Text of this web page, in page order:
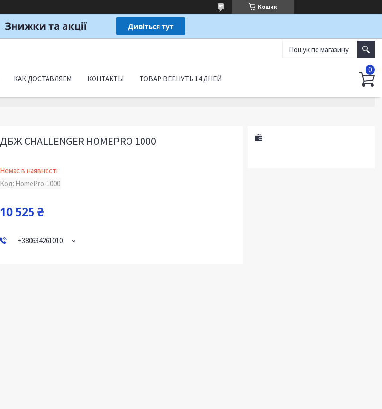
Кошик
КАК ДОСТАВЛЯЕМ КОНТАКТЫ ТОВАР ВЕРНУТЬ 14 ДНЕЙ
ДБЖ CHALLENGER HOMEPRO 1000
Немає в наявності
Код: HomePro-1000
10 525 ₴
+380634261010